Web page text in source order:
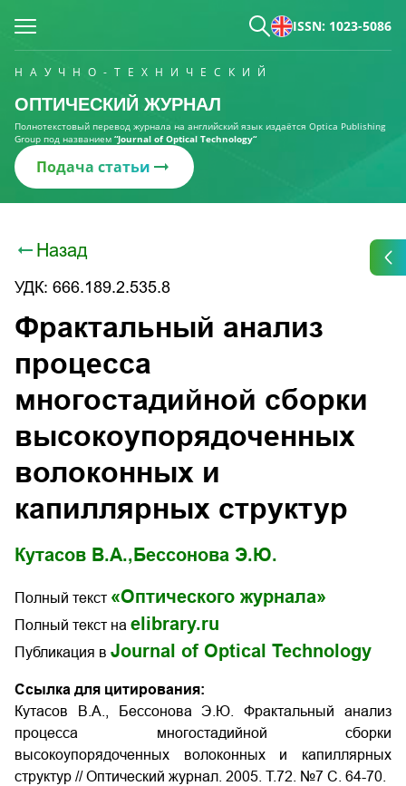
ISSN: 1023-5086
НАУЧНО-ТЕХНИЧЕСКИЙ
ОПТИЧЕСКИЙ ЖУРНАЛ
Полнотекстовый перевод журнала на английский язык издаётся Optica Publishing
Group под названием “Journal of Optical Technology“
Подача статьи
Назад
УДК: 666.189.2.535.8
Фрактальный анализ
процесса
многостадийной сборки
высокоупорядоченных
волоконных и
капиллярных структур
Кутасов В.А., Бессонова Э.Ю.
Полный текст «Оптического журнала»
Полный текст на elibrary.ru
Публикация в Journal of Optical Technology
Ссылка для цитирования:
Кутасов В.А., Бессонова Э.Ю. Фрактальный анализ
процесса многостадийной сборки
высокоупорядоченных волоконных и капиллярных
структур // Оптический журнал. 2005. Т.72. №7 С. 64-70.